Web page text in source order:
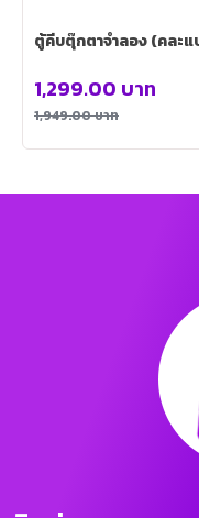
ตู้คีบตุ๊กตาจำ
1,949.00บาท
1,299.00 บาท